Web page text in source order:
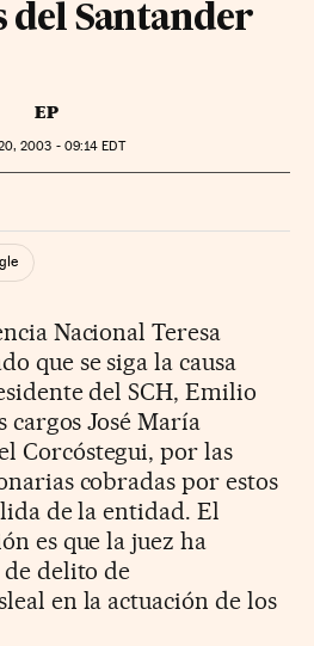
del Santander
EP
2003 - 09:14 EDT
Redes Sociales
Nacional Teresa
que se siga la causa
del SCH, Emilio
cargos José María
Corcóstegui, por las
cobradas por estos
de la entidad. El
es que la juez ha
delito de
en la actuación de los